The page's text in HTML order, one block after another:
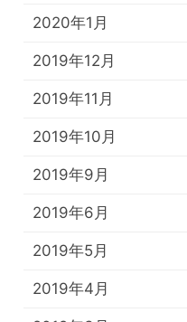
2020年1月
2019年12月
2019年11月
2019年10月
2019年9月
2019年6月
2019年5月
2019年4月